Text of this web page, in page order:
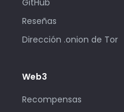
Reseñas
Dirección .onion de Tor
Web3
Recompensas